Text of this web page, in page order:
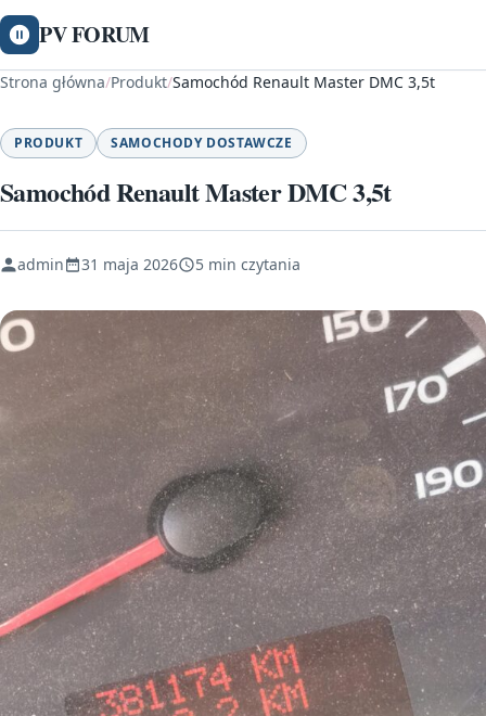
PV FORUM
Strona główna/Produkt/Samochód Renault Master DMC 3,5t
PRODUKT SAMOCHODY DOSTAWCZE
Samochód Renault Master DMC 3,5t
admin 31 maja 2026 5 min czytania